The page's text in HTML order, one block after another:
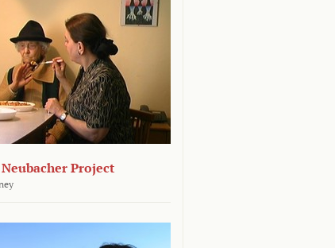
Project